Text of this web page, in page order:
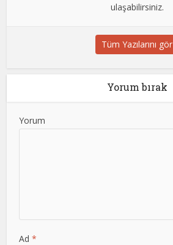
ulaşabilirsiniz.
Tüm Yazılarını gör
Yorum bırak
Yorum
Ad*